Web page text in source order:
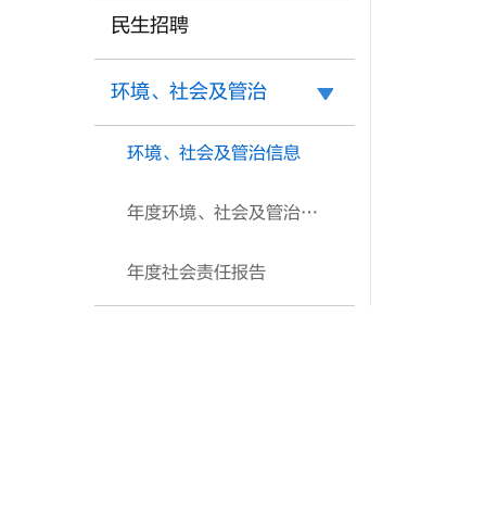
民生招聘
环境、社会及管治
环境、社会及管治信息
年度环境、社会及管治报告
年度社会责任报告